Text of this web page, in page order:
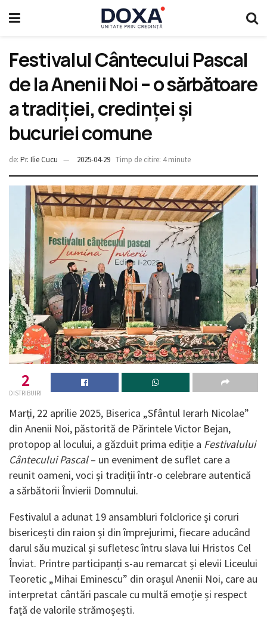
Festivalul Cântecului Pascal
de la Anenii Noi – o sărbătoare
a tradiției, credinței și
bucuriei comune
de: Pr. Ilie Cucu 2025-04-29 Timp de citire: 4 minute
2
DISTRIBUIRI
Marți, 22 aprilie 2025, Biserica „Sfântul Ierarh Nicolae”
din Anenii Noi, păstorită de Părintele Victor Bejan,
protopop al locului, a găzduit prima ediție a Festivalului
Cântecului Pascal– un eveniment de suflet care a
reunit oameni, voci și tradiții într-o celebrare autentică
a sărbătorii Învierii Domnului.
Festivalul a adunat 19 ansambluri folclorice și coruri
bisericești din raion și din împrejurimi, fiecare aducând
darul său muzical și sufletesc întru slava lui Hristos Cel
Înviat. Printre participanți s-au remarcat și elevii Liceului
Teoretic „Mihai Eminescu” din orașul Anenii Noi, care au
interpretat cântări pascale cu multă emoție și respect
față de valorile strămoșești.